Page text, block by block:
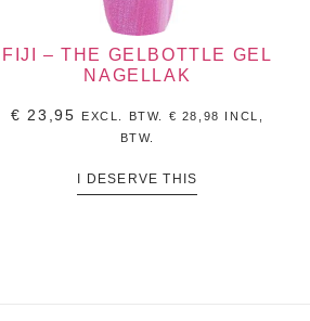
FIJI – THE GELBOTTLE GEL
NAGELLAK
€ 23,95 EXCL. BTW. € 28,98 INCL,
BTW.
I DESERVE THIS